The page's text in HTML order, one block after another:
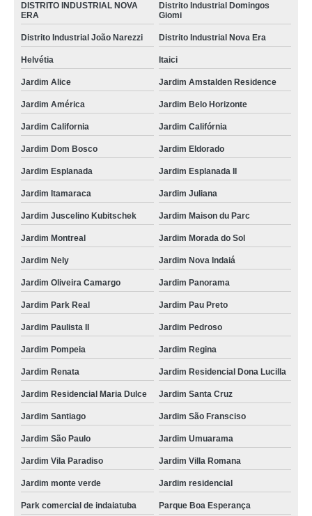
DISTRITO INDUSTRIAL NOVA
ERA
Distrito Industrial Domingos
Giomi
Distrito Industrial João Narezzi Distrito Industrial Nova Era
Helvétia Itaici
Jardim Alice Jardim Amstalden Residence
Jardim América Jardim Belo Horizonte
Jardim California Jardim Califórnia
Jardim Dom Bosco Jardim Eldorado
Jardim Esplanada Jardim Esplanada II
Jardim Itamaraca Jardim Juliana
Jardim Juscelino Kubitschek Jardim Maison du Parc
Jardim Montreal Jardim Morada do Sol
Jardim Nely Jardim Nova Indaiá
Jardim Oliveira Camargo Jardim Panorama
Jardim Park Real Jardim Pau Preto
Jardim Paulista II Jardim Pedroso
Jardim Pompeia Jardim Regina
Jardim Renata Jardim Residencial Dona Lucilla
Jardim Residencial Maria Dulce Jardim Santa Cruz
Jardim Santiago Jardim São Fransciso
Jardim São Paulo Jardim Umuarama
Jardim Vila Paradiso Jardim Villa Romana
Jardim monte verde Jardim residencial
Park comercial de indaiatuba Parque Boa Esperança